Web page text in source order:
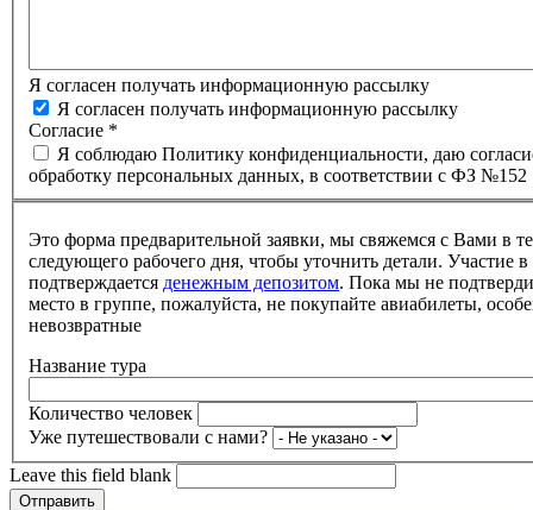
Я согласен получать информационную рассылку
Я согласен получать информационную рассылку
Согласие *
Я соблюдаю Политику конфиденциальности, даю
обработку персональных данных, в соответствии с ФЗ №152
Это форма предварительной заявки, мы свяжемся с Вами в
следующего рабочего дня, чтобы уточнить детали. Участие в
подтверждается денежным депозитом. Пока мы не
место в группе, пожалуйста, не покупайте авиабилеты,
невозвратные
Название тура
Количество человек
Уже путешествовали с нами?
Leave this field blank